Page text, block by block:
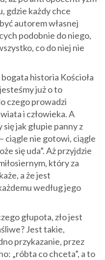
gdzie każdy chce
autorem własnej
podobnie do niego,
co do niej nie
historia Kościoła
już o to
czego prowadzi
i człowieka. A
jak głupie panny z
ciągle nie gotowi, ciągle
się uda”. Aż przyjdzie
który za
a że jest
według jego
głupota, zło jest
Jest takie,
przykazanie, przez
„róbta co chceta”, a to